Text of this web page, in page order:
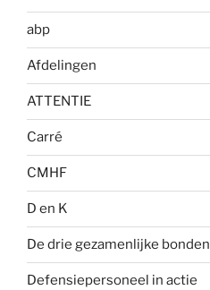
abp
Afdelingen
ATTENTIE
Carré
CMHF
D en K
De drie gezamenlijke bonden
Defensiepersoneel in actie